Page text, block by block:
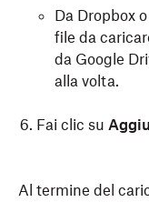
Da Dropbox
file da
da Google
alla volta.
Fai clic su
Al termine del